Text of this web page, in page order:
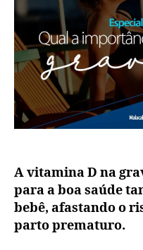
A vitamina D na
para a boa saúde
bebê, afastando o
parto prematuro.